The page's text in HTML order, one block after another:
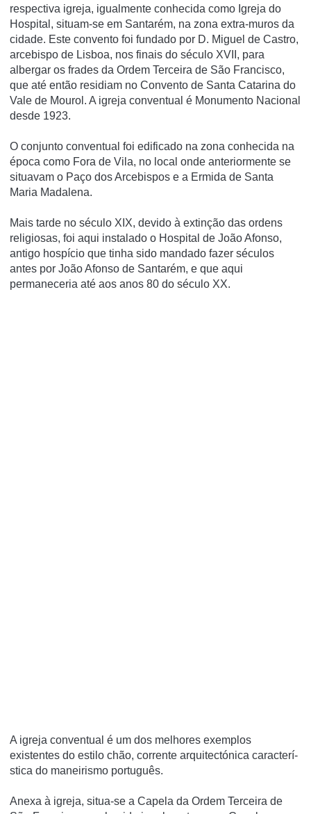
respectiva igreja, igualmente conhecida como Igreja do
Hospital, situam-se em Santarém, na zona extra-muros da
cidade. Este convento foi fundado por D. Miguel de Castro,
arcebispo de Lisboa, nos finais do século XVII, para
albergar os frades da Ordem Terceira de São Francisco,
que até então residiam no Convento de Santa Catarina do
Vale de Mourol. A igreja conventual é Monumento Nacional
desde 1923.
O conjunto conventual foi edificado na zona conhecida na
época como Fora de Vila, no local onde anteriormente se
situavam o Paço dos Arcebispos e a Ermida de Santa
Maria Madalena.
Mais tarde no século XIX, devido à extinção das ordens
religiosas, foi aqui instalado o Hospital de João Afonso,
antigo hospí­cio que tinha sido mandado fazer séculos
antes por João Afonso de Santarém, e que aqui
permaneceria até aos anos 80 do século XX.
A igreja conventual é um dos melhores exemplos
existentes do estilo chão, corrente arquitectónica caracterí­
stica do maneirismo português.
Anexa à igreja, situa-se a Capela da Ordem Terceira de